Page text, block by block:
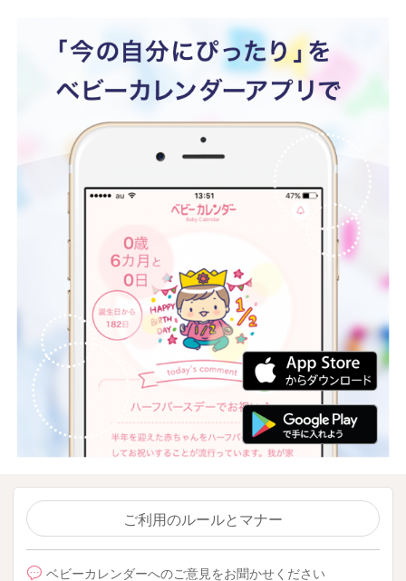
ご利用のルールとマナー
ベビーカレンダーへのご意見をお聞かせください